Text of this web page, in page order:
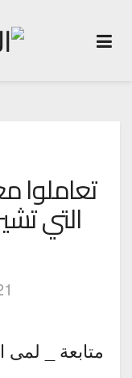
تعاملوا
التي
21
متابعة _ لمى